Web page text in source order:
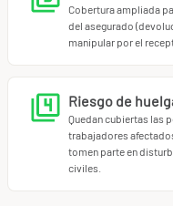
Cobertura ampliada
del asegurado
manipular por el
Riesgo de
Quedan cubiertas las
trabajadores
tomen parte en
civiles.